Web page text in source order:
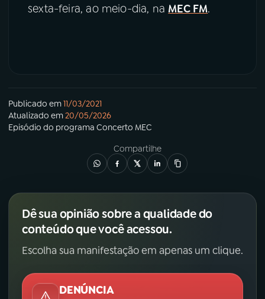
sexta-feira, ao meio-dia, na MEC FM.
Publicado em11/03/2021
Atualizado em20/05/2026
Episódio do programa Concerto MEC
Compartilhe
Dê sua opinião sobre a qualidade do
conteúdo que você acessou.
Escolha sua manifestação em apenas um clique.
DENÚNCIA